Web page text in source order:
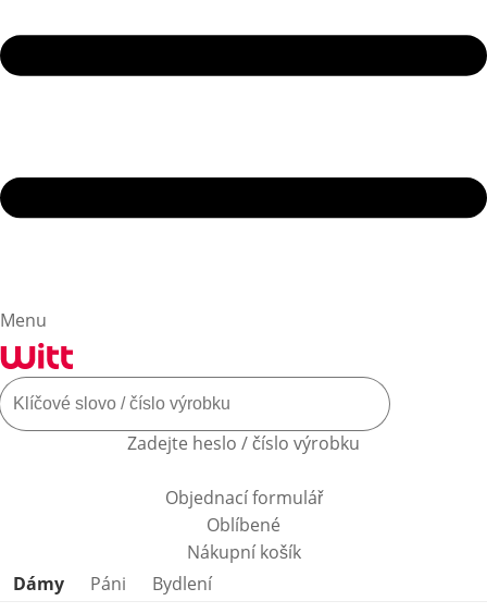
Menu
Zadejte heslo / číslo výrobku
Objednací formulář
Oblíbené
Nákupní košík
Přeskočit kategorie produktů
Dámy Páni
Bydlení